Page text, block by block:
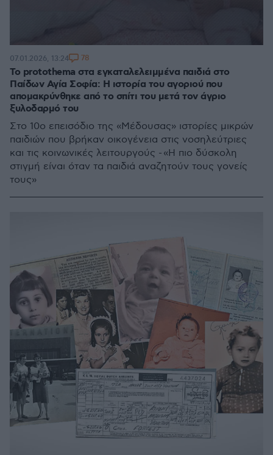
Το protothema στα εγκαταλελειμμένα παιδιά στο
Παίδων Αγία Σοφία: Η ιστορία του αγοριού που
απομακρύνθηκε από το σπίτι του μετά τον άγριο
ξυλοδαρμό του
Στο 10ο επεισόδιο της «Μέδουσας» ιστορίες μικρών
παιδιών που βρήκαν οικογένεια στις νοσηλεύτριες
και τις κοινωνικές λειτουργούς - «Η πιο δύσκολη
στιγμή είναι όταν τα παιδιά αναζητούν τους γονείς
τους»
07.01.2026, 13:24 78